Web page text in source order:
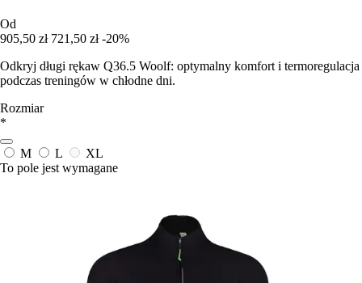
Od
905,50 zł 721,50 zł -20%
Odkryj długi rękaw Q36.5 Woolf: optymalny komfort i termoregulacja
podczas treningów w chłodne dni.
Rozmiar
*
M L
XL
To pole jest wymagane